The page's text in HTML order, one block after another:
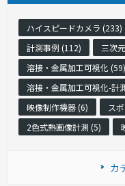
ハイスピードカメラ (233)
計測事例 (112)
三次
溶接・金属加工可視化 (59)
溶接・金属加工可視化-計
映像制作機器 (6)
ス
2色式熱画像計測 (5)
カ